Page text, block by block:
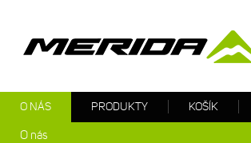
O NÁS
O nás
PRODUKTY KOŠÍK